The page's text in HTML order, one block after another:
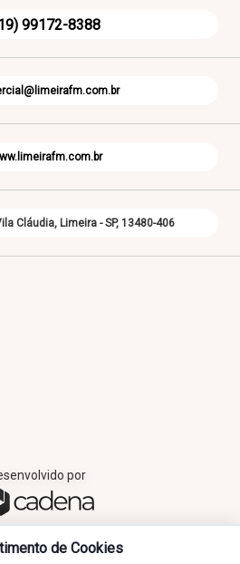
99172-8388
Cláudia, Limeira - SP, 13480-406
por
de Cookies